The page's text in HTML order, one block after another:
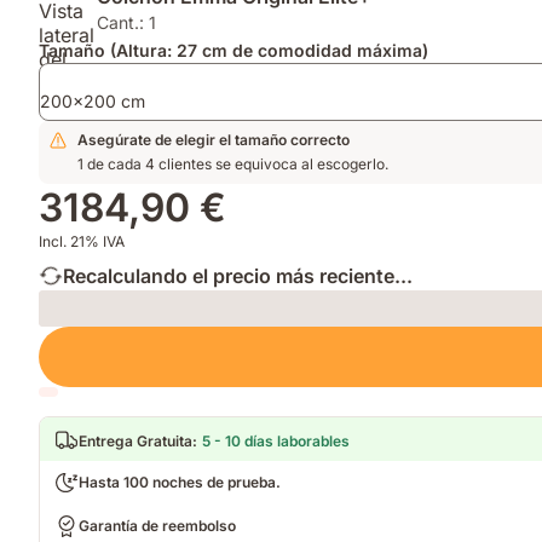
para
mayor
transpirabilidad,
confort
responsivo
hipoalergénica¹.
para
mayor
transpirabilidad.
Soporte
firme.
que
mantiene
tu
cama
fresca
limpia.
Cant.: 1
Tamaño (Altura: 27 cm de comodidad máxima)
200x200 cm
Asegúrate de elegir el tamaño correcto
1 de cada 4 clientes se equivoca al escogerlo.
3184,90 €
Incl. 21% IVA
Recalculando el precio más reciente...
Loading
Entrega Gratuita: 5 - 10 días laborables
Hasta 100 noches de prueba.
Garantía de reembolso